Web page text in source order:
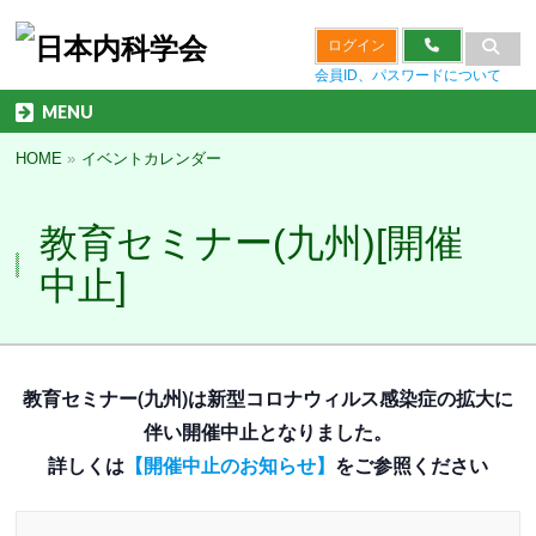
ログイン
会員ID、パスワードについて
MENU
HOME » イベントカレンダー
教育セミナー(九州)[開催
中止]
教育セミナー(九州)は新型コロナウィルス感染症の拡大に
伴い開催中止となりました。
詳しくは【開催中止のお知らせ】 をご参照ください